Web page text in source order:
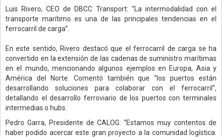
Luis Rivero, CEO de DBCC Transport: “La intermodalidad con el
transporte marítimo es una de las principales tendencias en el
ferrocarril de carga”.
En este sentido, Rivero destacó que el ferrocarril de carga se ha
convertido en la extensión de las cadenas de suministro marítimas
en el mundo, mencionando algunos ejemplos en Europa, Asia y
América del Norte. Comentó también que “los puertos están
desarrollando soluciones para colaborar con el ferrocarril”,
detallando el desarrollo ferroviario de los puertos con terminales
intermedias o hubs.
Pedro Garra, Presidente de CALOG: “Estamos muy contentos de
haber podido acercar este gran proyecto a la comunidad logística.